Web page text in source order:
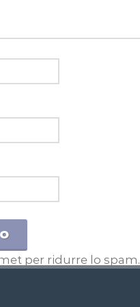
per ridurre lo spam.